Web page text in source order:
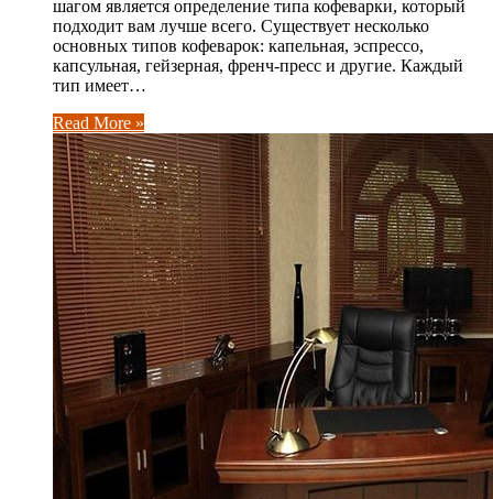
шагом является определение типа кофеварки, который
подходит вам лучше всего. Существует несколько
основных типов кофеварок: капельная, эспрессо,
капсульная, гейзерная, френч-пресс и другие. Каждый
тип имеет…
Read More »